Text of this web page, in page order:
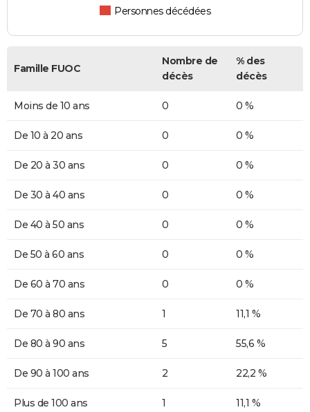
Personnes décédées
Famille FUOC
Nombre de
décès
% des
décès
Moins de 10 ans 0 0 %
De 10 à 20 ans 0 0 %
De 20 à 30 ans 0 0 %
De 30 à 40 ans 0 0 %
De 40 à 50 ans 0 0 %
De 50 à 60 ans 0 0 %
De 60 à 70 ans 0 0 %
De 70 à 80 ans 1 11,1 %
De 80 à 90 ans 5 55,6 %
De 90 à 100 ans 2 22,2 %
Plus de 100 ans 1 11,1 %